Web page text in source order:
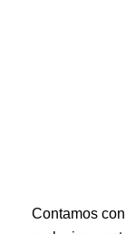
Contamos